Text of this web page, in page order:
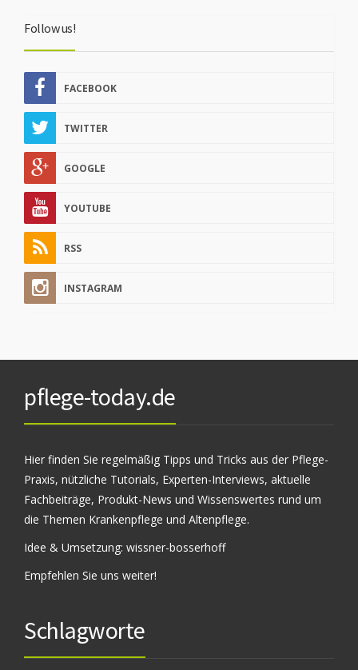
Follow us!
FACEBOOK
TWITTER
GOOGLE
YOUTUBE
RSS
INSTAGRAM
pflege-today.de
Hier finden Sie regelmäßig Tipps und Tricks aus der Pflege-
Praxis, nützliche Tutorials, Experten-Interviews, aktuelle
Fachbeiträge, Produkt-News und Wissenswertes rund um
die Themen Krankenpflege und Altenpflege.
Idee & Umsetzung: wissner-bosserhoff
Empfehlen Sie uns weiter!
Schlagworte